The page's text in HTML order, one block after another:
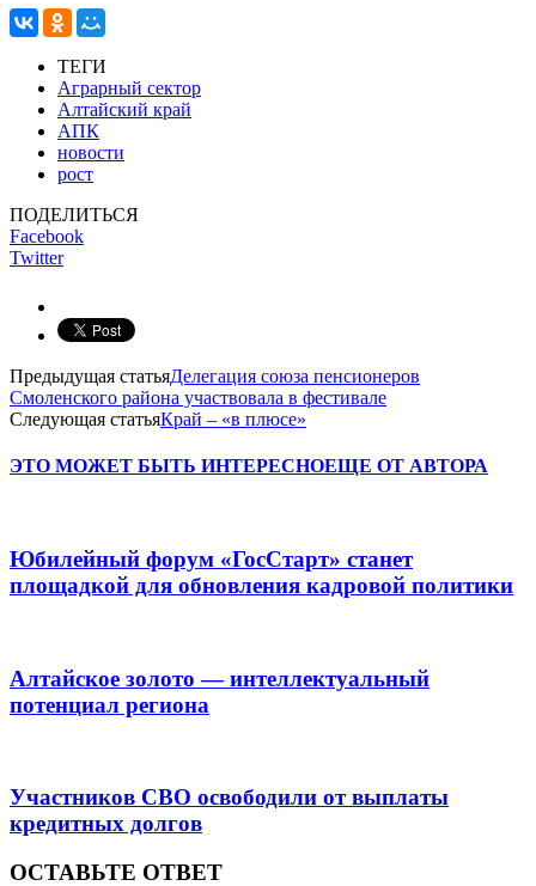
ТЕГИ
Аграрный сектор
Алтайский край
АПК
новости
рост
ПОДЕЛИТЬСЯ
Facebook
Twitter
Предыдущая статьяДелегация союза пенсионеров
Смоленского района участвовала в фестивале
Следующая статьяКрай – «в плюсе»
ЭТО МОЖЕТ БЫТЬ ИНТЕРЕСНОЕЩЕ ОТ АВТОРА
Юбилейный форум «ГосСтарт» станет
площадкой для обновления кадровой политики
Алтайское золото — интеллектуальный
потенциал региона
Участников СВО освободили от выплаты
кредитных долгов
ОСТАВЬТЕ ОТВЕТ